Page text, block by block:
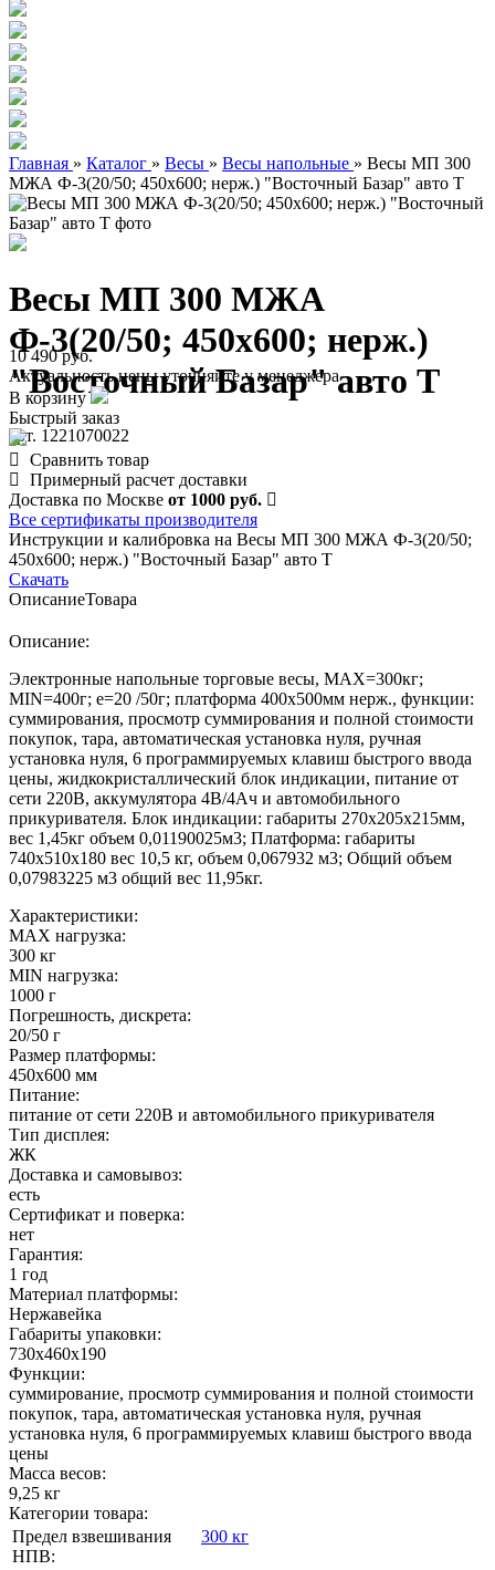
Главная » Каталог » Весы » Весы напольные » Весы МП 300
МЖА Ф-3(20/50; 450х600; нерж.) "Восточный Базар" авто Т
Весы МП 300 МЖА
Ф-3(20/50; 450х600; нерж.)
"Восточный Базар" авто Т
арт. 1221070022
10 490 руб.
Актуальность цены уточняйте у менеджера
В корзину
Быстрый заказ
Сравнить товар
Примерный расчет доставки
Доставка по Москве от 1000 руб.
Все сертификаты производителя
Инструкции и калибровка на Весы МП 300 МЖА Ф-3(20/50;
450х600; нерж.) "Восточный Базар" авто Т
Скачать
ОписаниеТовара
Описание:
Электронные напольные торговые весы, MAX=300кг;
MIN=400г; e=20 /50г; платформа 400х500мм нерж., функции:
суммирования, просмотр суммирования и полной стоимости
покупок, тара, автоматическая установка нуля, ручная
установка нуля, 6 программируемых клавиш быстрого ввода
цены, жидкокристаллический блок индикации, питание от
сети 220В, аккумулятора 4В/4Ач и автомобильного
прикуривателя. Блок индикации: габариты 270х205х215мм,
вес 1,45кг объем 0,01190025м3; Платформа: габариты
740х510х180 вес 10,5 кг, объем 0,067932 м3; Общий объем
0,07983225 м3 общий вес 11,95кг.
Характеристики:
MAX нагрузка:
300 кг
MIN нагрузка:
1000 г
Погрешность, дискрета:
20/50 г
Размер платформы:
450х600 мм
Питание:
питание от сети 220В и автомобильного прикуривателя
Тип дисплея:
ЖК
Доставка и самовывоз:
есть
Сертификат и поверка:
нет
Гарантия:
1 год
Материал платформы:
Нержавейка
Габариты упаковки:
730х460х190
Функции:
суммирование, просмотр суммирования и полной стоимости
покупок, тара, автоматическая установка нуля, ручная
установка нуля, 6 программируемых клавиш быстрого ввода
цены
Масса весов:
9,25 кг
Категории товара:
Предел взвешивания
НПВ:
300 кг